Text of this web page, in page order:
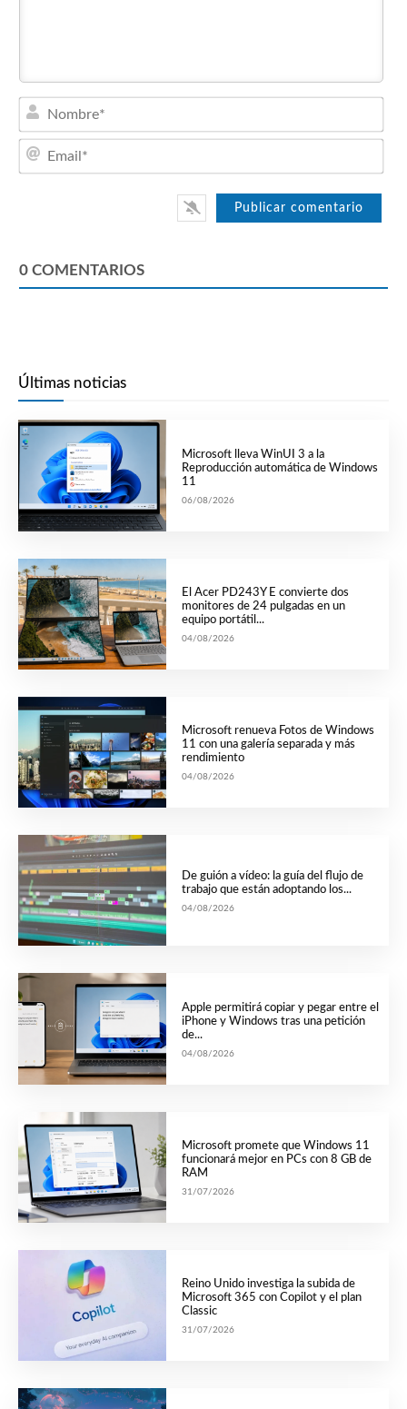
0 COMENTARIOS
Últimas noticias
Microsoft lleva WinUI 3 a la
Reproducción automática de Windows
11
06/08/2026
El Acer PD243Y E convierte dos
monitores de 24 pulgadas en un
equipo portátil...
04/08/2026
Microsoft renueva Fotos de Windows
11 con una galería separada y más
rendimiento
04/08/2026
De guión a vídeo: la guía del flujo de
trabajo que están adoptando los...
04/08/2026
Apple permitirá copiar y pegar entre el
iPhone y Windows tras una petición
de...
04/08/2026
Microsoft promete que Windows 11
funcionará mejor en PCs con 8 GB de
RAM
31/07/2026
Reino Unido investiga la subida de
Microsoft 365 con Copilot y el plan
Classic
31/07/2026